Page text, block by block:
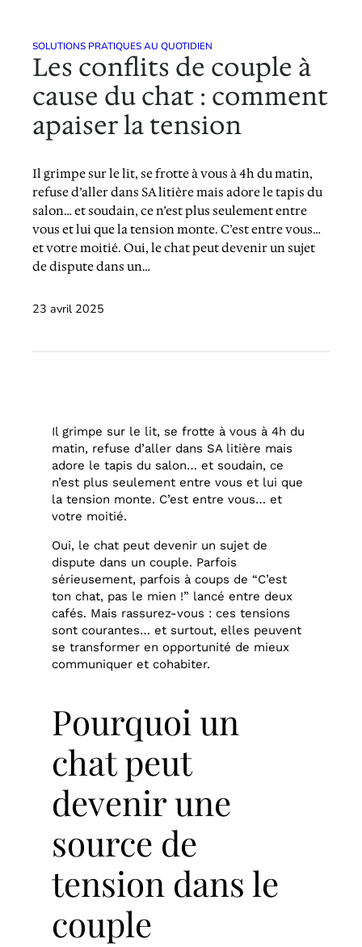
SOLUTIONS PRATIQUES AU QUOTIDIEN
Les conflits de couple à
cause du chat : comment
apaiser la tension
Il grimpe sur le lit, se frotte à vous à 4h du matin,
refuse d’aller dans SA litière mais adore le tapis du
salon… et soudain, ce n’est plus seulement entre
vous et lui que la tension monte. C’est entre vous…
et votre moitié. Oui, le chat peut devenir un sujet
de dispute dans un…
23 avril 2025
Il grimpe sur le lit, se frotte à vous à 4h du
matin, refuse d’aller dans SA litière mais
adore le tapis du salon… et soudain, ce
n’est plus seulement entre vous et lui que
la tension monte. C’est entre vous… et
votre moitié.
Oui, le chat peut devenir un sujet de
dispute dans un couple. Parfois
sérieusement, parfois à coups de “C’est
ton chat, pas le mien !” lancé entre deux
cafés. Mais rassurez-vous : ces tensions
sont courantes… et surtout, elles peuvent
se transformer en opportunité de mieux
communiquer et cohabiter.
Pourquoi un
chat peut
devenir une
source de
tension dans le
couple